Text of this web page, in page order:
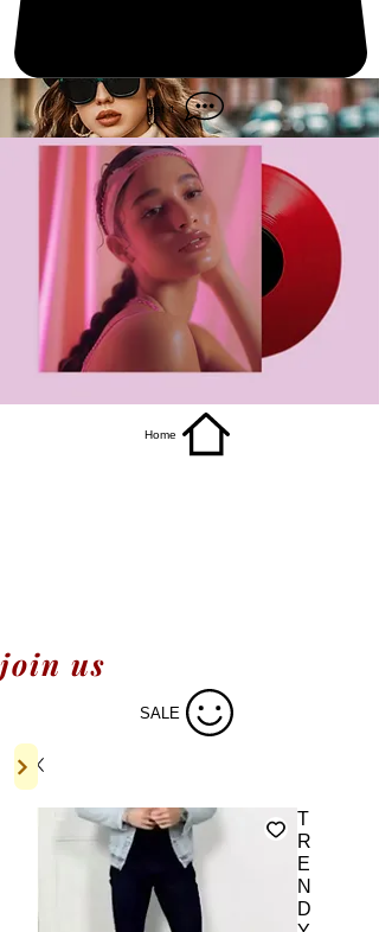
get it
Home
join us
SALE
T
R
E
N
D